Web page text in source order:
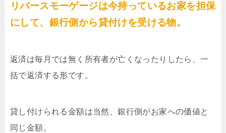
リバースモーゲージは今持っているお家を担保
にして、銀行側から貸付けを受ける物。
返済は毎月では無く所有者が亡くなったりしたら、一
括で返済する形です。
貸し付けられる金額は当然、銀行側がお家への価値と
同じ金額。